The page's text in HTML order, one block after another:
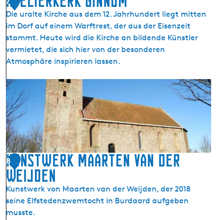
a
n
n
u
m
Die uralte Kirche aus dem 12. Jahrhundert liegt mitten
im Dorf auf einem Warftrest, der aus der Eisenzeit
stammt. Heute wird die Kirche an bildende Künstler
vermietet, die sich hier von der besonderen
Atmosphäre inspirieren lassen.
A
t
e
l
i
e
r
k
e
r
k
G
8
Kunstwerk Maarten van der
Weijden
Kunstwerk von Maarten van der Weijden, der 2018
seine Elfstedenzwemtocht in Burdaard aufgeben
musste.